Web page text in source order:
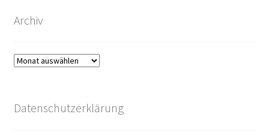
Archiv
Archiv
Datenschutzerklärung